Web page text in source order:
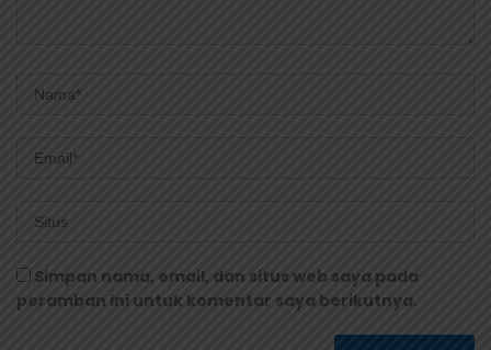
Simpan nama, email, dan situs web saya pada
peramban ini untuk komentar saya berikutnya.